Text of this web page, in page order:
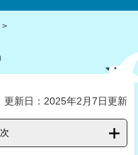
>
更新日：2025年2月7日更新